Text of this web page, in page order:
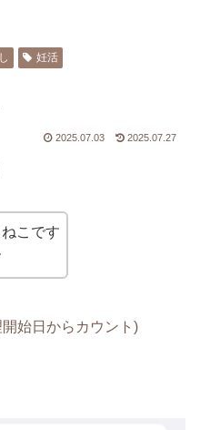
妊活
2025.07.03 2025.07.27
こです
始日からカウント)